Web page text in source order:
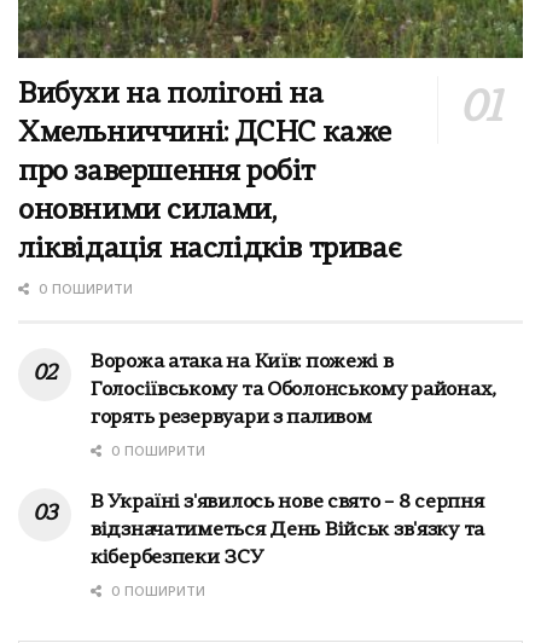
Вибухи на полігоні на
Хмельниччині: ДСНС каже
про завершення робіт
оновними силами,
ліквідація наслідків триває
0 ПОШИРИТИ
Ворожа атака на Київ: пожежі в
Голосіївському та Оболонському районах,
горять резервуари з паливом
0 ПОШИРИТИ
В Україні з'явилось нове свято – 8 серпня
відзначатиметься День Військ зв'язку та
кібербезпеки ЗСУ
0 ПОШИРИТИ